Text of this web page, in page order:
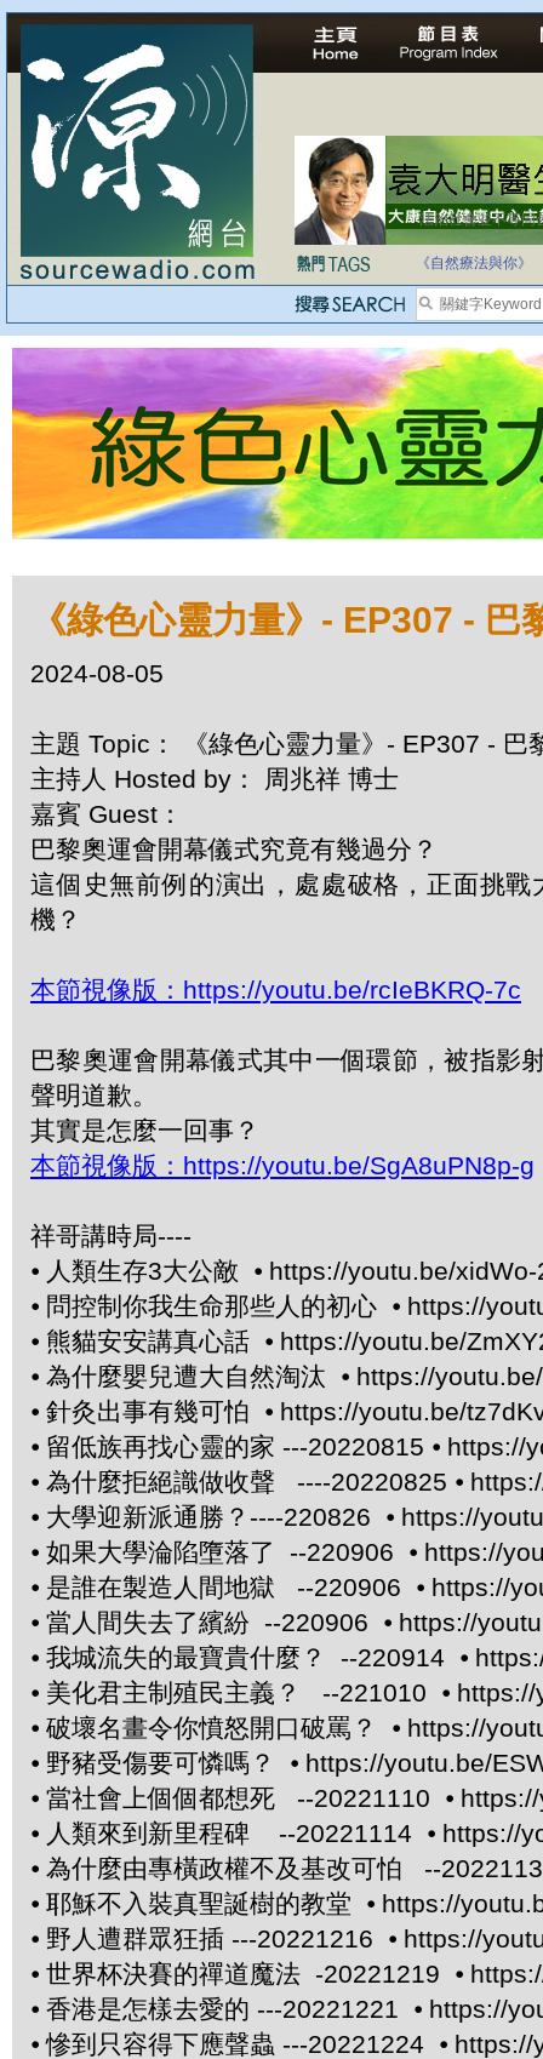
自家教育合法化-
《自然療法與你》
《綠色心靈力量》- EP307 -
2024-08-05
主題 Topic： 《綠色心靈力量》- EP307 - 巴
主持人 Hosted by： 周兆祥 博士
嘉賓 Guest：
巴黎奧運會開幕儀式究竟有幾過分？
這個史無前例的演出，處處破格，正面挑
機？
本節視像版：https://youtu.be/rcIeBKRQ-7c
巴黎奧運會開幕儀式其中一個環節，被指影
聲明道歉。
其實是怎麼一回事？
本節視像版：https://youtu.be/SgA8uPN8p-g
祥哥講時局----
⦁ 人類生存3大公敵 ⦁ https://youtu.be/xidWo-
⦁ 問控制你我生命那些人的初心 ⦁ https://
⦁ 熊貓安安講真心話 ⦁ https://youtu.be/
⦁ 為什麼嬰兒遭大自然淘汰 ⦁ https://
⦁ 針灸出事有幾可怕 ⦁ https://youtu.be/
⦁ 留低族再找心靈的家 ---20220815 ⦁ https://
⦁ 為什麼拒絕識做收聲 ----20220825 ⦁
⦁ 大學迎新派通勝？----220826 ⦁ https://
⦁ 如果大學淪陷墮落了 --220906 ⦁ https://
⦁ 是誰在製造人間地獄 --220906 ⦁ https://
⦁ 當人間失去了繽紛 --220906 ⦁ https://
⦁ 我城流失的最寶貴什麼？ --220914 ⦁
⦁ 美化君主制殖民主義？ --221010 ⦁ https://
⦁ 破壞名畫令你憤怒開口破罵？ ⦁ https://
⦁ 野豬受傷要可憐嗎？ ⦁ https://youtu.be/
⦁ 當社會上個個都想死 --20221110 ⦁
⦁ 人類來到新里程碑 --20221114 ⦁ https://
⦁ 為什麼由專橫政權不及基改可怕 --
⦁ 耶穌不入裝真聖誕樹的教堂 ⦁ https://
⦁ 野人遭群眾狂插 ---20221216 ⦁ https://
⦁ 世界杯決賽的禪道魔法 -20221219 ⦁
⦁ 香港是怎樣去愛的 ---20221221 ⦁ https://
⦁ 慘到只容得下應聲蟲 ---20221224 ⦁ https://